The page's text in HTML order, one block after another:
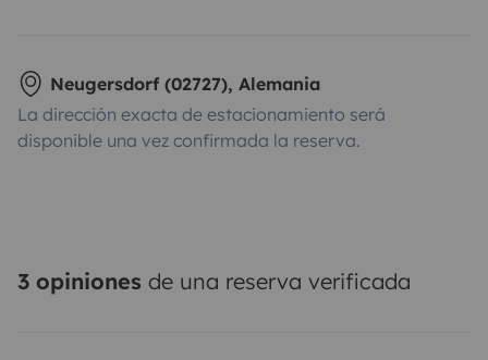
Neugersdorf (02727), Alemania
La dirección exacta de estacionamiento será
disponible una vez confirmada la reserva.
3 opiniones de una reserva verificada